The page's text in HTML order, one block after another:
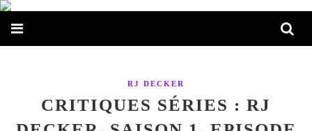
RJ DECKER
CRITIQUES SÉRIES : RJ